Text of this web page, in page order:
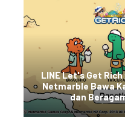
LINE Let's Get Rich
Netmarble Bawa
dan